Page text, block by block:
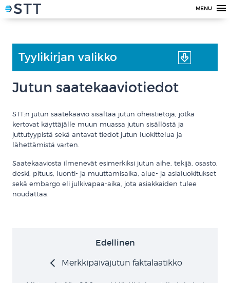
MENU
Tyylikirjan valikko
Jutun saatekaaviotiedot
STT:n jutun saatekaavio sisältää jutun oheistietoja, jotka
kertovat käyttäjälle muun muassa jutun sisällöstä ja
juttutyypistä sekä antavat tiedot jutun luokittelua ja
lähettämistä varten.
Saatekaaviosta ilmenevät esimerkiksi jutun aihe, tekijä, osasto,
deski, pituus, luonti- ja muuttamisaika, alue- ja asialuokitukset
sekä embargo eli julkivapaa-aika, jota asiakkaiden tulee
noudattaa.
Edellinen
Merkkipäiväjutun faktalaatikko